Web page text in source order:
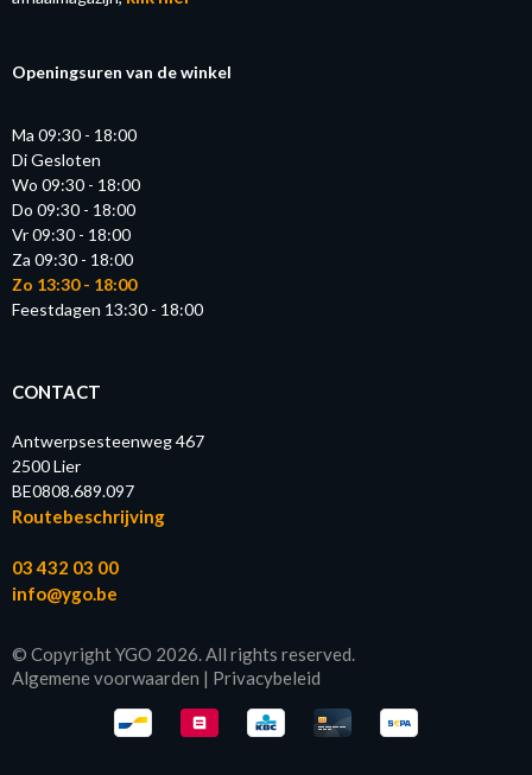
Openingsuren van de winkel
Ma 09:30 - 18:00
Di Gesloten
Wo 09:30 - 18:00
Do 09:30 - 18:00
Vr 09:30 - 18:00
Za 09:30 - 18:00
Zo 13:30 - 18:00
Feestdagen 13:30 - 18:00
CONTACT
Antwerpsesteenweg 467
2500 Lier
BE0808.689.097
Routebeschrijving
03 432 03 00
info@ygo.be
© Copyright YGO 2026. All rights reserved.
Algemene voorwaarden | Privacybeleid